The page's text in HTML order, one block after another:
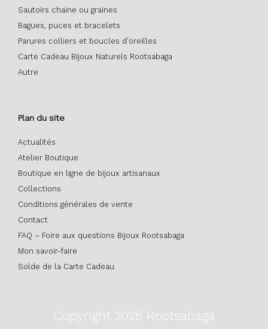
Sautoirs chaine ou graines
Bagues, puces et bracelets
Parures colliers et boucles d'oreilles
Carte Cadeau Bijoux Naturels Rootsabaga
Autre
Plan du site
Actualités
Atelier Boutique
Boutique en ligne de bijoux artisanaux
Collections
Conditions générales de vente
Contact
FAQ – Foire aux questions Bijoux Rootsabaga
Mon savoir-faire
Solde de la Carte Cadeau
Copyright 2025 Rootsabaga